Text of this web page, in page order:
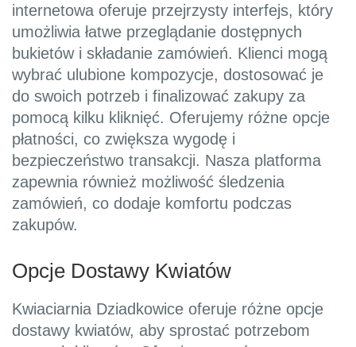
internetowa oferuje przejrzysty interfejs, który
umożliwia łatwe przeglądanie dostępnych
bukietów i składanie zamówień. Klienci mogą
wybrać ulubione kompozycje, dostosować je
do swoich potrzeb i finalizować zakupy za
pomocą kilku kliknięć. Oferujemy różne opcje
płatności, co zwiększa wygodę i
bezpieczeństwo transakcji. Nasza platforma
zapewnia również możliwość śledzenia
zamówień, co dodaje komfortu podczas
zakupów.
Opcje Dostawy Kwiatów
Kwiaciarnia Dziadkowice oferuje różne opcje
dostawy kwiatów, aby sprostać potrzebom